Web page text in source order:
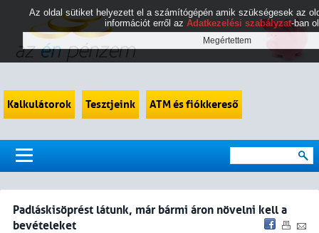
Kalkulátorok Tesztjeink ATM és fiókkereső
Padláskisöprést látunk, már bármi áron növelni kell a
bevételeket
Az oldal sütiket helyezett el a számítógépén amik szükségesek az
információt erről az Adatkezelési szabályzat-ban